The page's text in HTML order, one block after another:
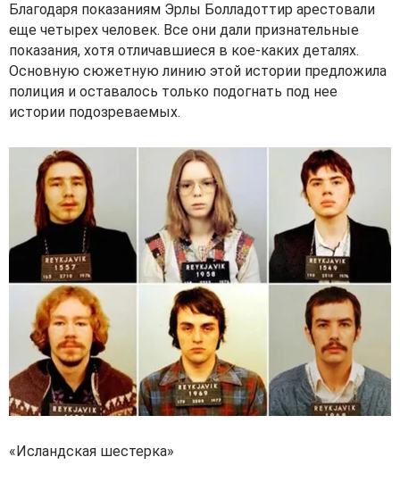
Благодаря показаниям Эрлы Болладоттир арестовали
еще четырех человек. Все они дали признательные
показания, хотя отличавшиеся в кое-каких деталях.
Основную сюжетную линию этой истории предложила
полиция и оставалось только подогнать под нее
истории подозреваемых.
«Исландская шестерка»